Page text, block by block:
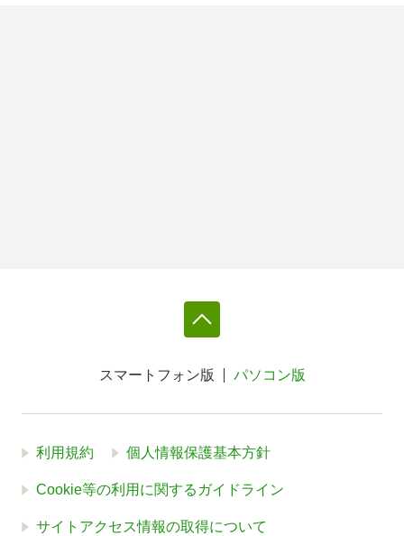
スマートフォン版 パソコン版
利用規約 個人情報保護基本方針
Cookie等の利用に関するガイドライン
サイトアクセス情報の取得について